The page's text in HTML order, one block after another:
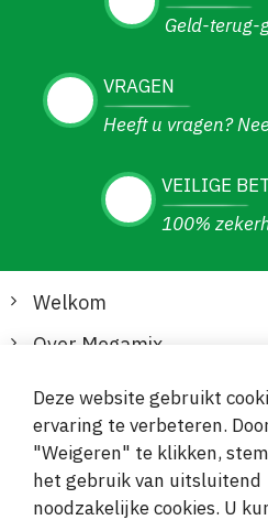
Geld-terug-
VRAGEN
Heeft u vragen?
VEILIGE
100%
Welkom
Over Megamix
Informatie
Klantenservice
Veilige en gemakkelijke
Deze website gebruikt
ervaring te verbeteren.
"Weigeren" te klikken,
het gebruik van uitsluitend
noodzakelijke cookies. U